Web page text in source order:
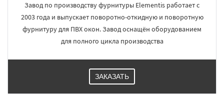
Завод по производству фурнитуры Elementis работает с
2003 года и выпускает поворотно-откидную и поворотную
фурнитуру для ПВХ окон. Завод оснащён оборудованием
для полного цикла производства
ЗАКАЗАТЬ